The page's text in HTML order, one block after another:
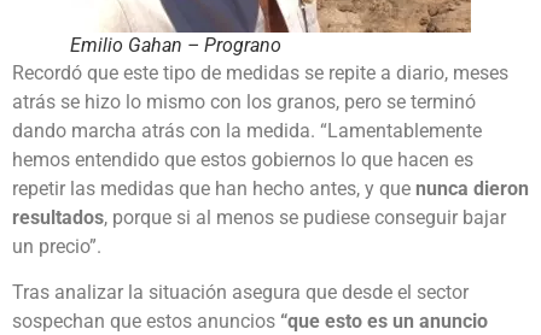
Emilio Gahan – Prograno
Recordó que este tipo de medidas se repite a diario, meses
atrás se hizo lo mismo con los granos, pero se terminó
dando marcha atrás con la medida. “Lamentablemente
hemos entendido que estos gobiernos lo que hacen es
repetir las medidas que han hecho antes, y que nunca dieron
resultados, porque si al menos se pudiese conseguir bajar
un precio”.
Tras analizar la situación asegura que desde el sector
sospechan que estos anuncios “que esto es un anuncio